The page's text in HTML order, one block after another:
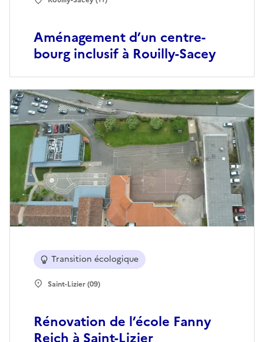
Aménagement d’un centre-
bourg inclusif à Rouilly-Sacey
Rénovation de l’école Fanny
Reich à Saint-Lizier
Transition écologique
Saint-Lizier (09)